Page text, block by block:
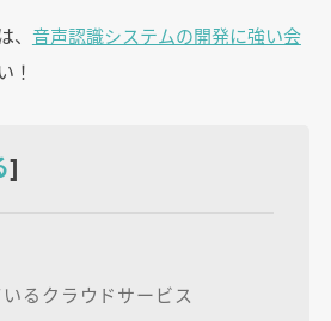
音声認識システムの開発に強い会
！
]
るクラウドサービス